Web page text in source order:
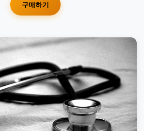
구매하기